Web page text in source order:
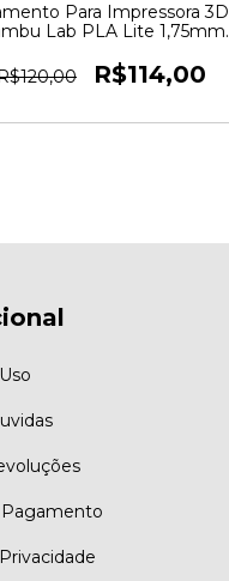
Para Impressora 3D
Lab PLA Lite 1,75mm
R$114,00